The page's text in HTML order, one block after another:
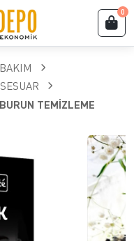
0
TEMİZLEME